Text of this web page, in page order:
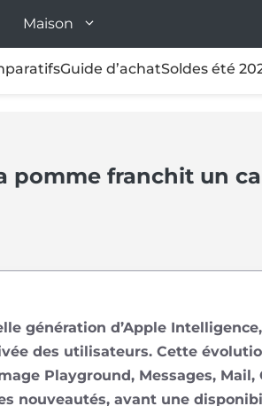
Maison
Guide d’achatSoldes été
pomme franchit un
génération d’Apple
des utilisateurs. Cette
Playground, Messages, Mail,
nouveautés, avant une